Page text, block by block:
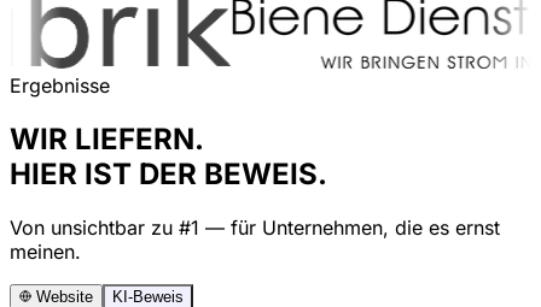
Ergebnisse
WIR LIEFERN.
HIER IST DER BEWEIS.
Von unsichtbar zu #1 — für Unternehmen, die es ernst
meinen.
Website KI-Beweis